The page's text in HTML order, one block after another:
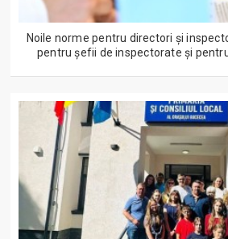
Noile norme pentru directori și
pentru șefii de inspectorate și